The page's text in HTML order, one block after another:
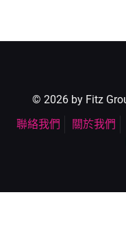
© 2026 by Fitz
聯絡我們
關於我們